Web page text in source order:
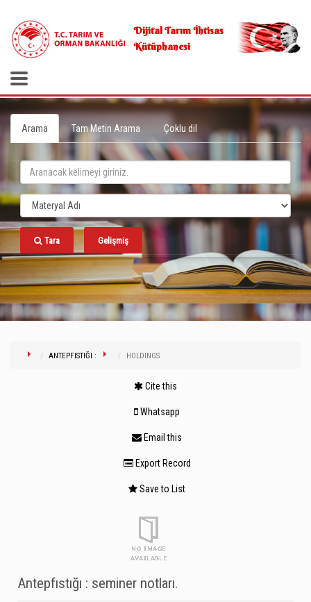
Dijital Tarım İhtisas
Kütüphanesi
Arama Tam Metin Arama Çoklu dil
Tara Gelişmiş
ANTEPFISTIĞI : HOLDINGS
Cite this
Whatsapp
Email this
Export Record
Save to List
Antepfıstığı : seminer notları.